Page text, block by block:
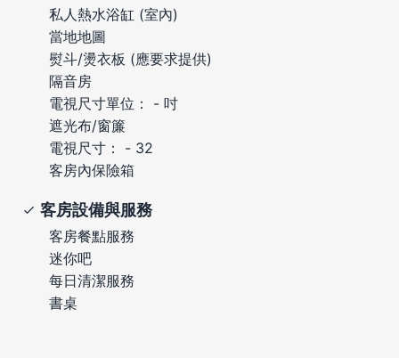
私人熱水浴缸 (室內)
當地地圖
熨斗/燙衣板 (應要求提供)
隔音房
電視尺寸單位： - 吋
遮光布/窗簾
電視尺寸： - 32
客房內保險箱
客房設備與服務
客房餐點服務
迷你吧
每日清潔服務
書桌